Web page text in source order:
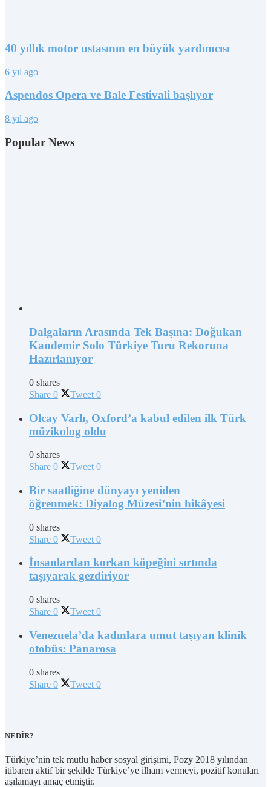
40 yıllık motor ustasının en büyük yardımcısı
6 yıl ago
Aspendos Opera ve Bale Festivali başlıyor
8 yıl ago
Popular News
Dalgaların Arasında Tek Başına: Doğukan
Kandemir Solo Türkiye Turu Rekoruna
Hazırlanıyor
0 shares
Share 0 Tweet 0
Olcay Varlı, Oxford’a kabul edilen ilk Türk
müzikolog oldu
0 shares
Share 0 Tweet 0
Bir saatliğine dünyayı yeniden
öğrenmek: Diyalog Müzesi’nin hikâyesi
0 shares
Share 0 Tweet 0
İnsanlardan korkan köpeğini sırtında
taşıyarak gezdiriyor
0 shares
Share 0 Tweet 0
Venezuela’da kadınlara umut taşıyan klinik
otobüs: Panarosa
0 shares
Share 0 Tweet 0
NEDİR?
Türkiye’nin tek mutlu haber sosyal girişimi, Pozy 2018 yılından
itibaren aktif bir şekilde Türkiye’ye ilham vermeyi, pozitif konuları
aşılamayı amaç etmiştir.